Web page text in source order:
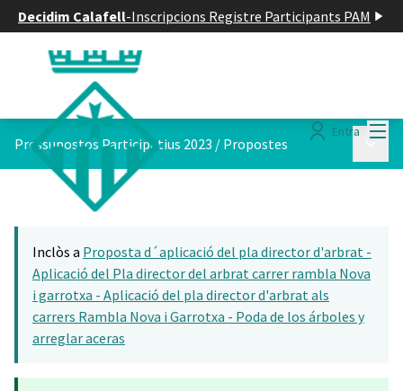
Decidim Calafell-Inscripcions Registre Participants PAM
Entra
Pressupostos Participatius 2023 / Propostes
Inclòs a Proposta d´aplicació del pla director d'arbrat -
Aplicació del Pla director del arbrat carrer rambla Nova
i garrotxa - Aplicació del pla director d'arbrat als
carrers Rambla Nova i Garrotxa - Poda de los árboles y
arreglar aceras